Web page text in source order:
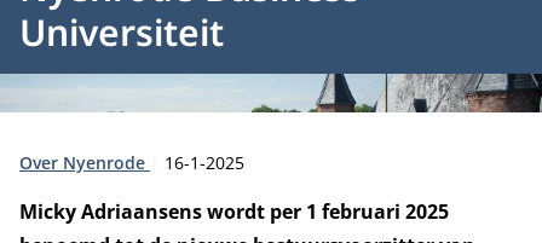
Universiteit
Type:
Over Nyenrode Publicatiedatum:
16-1-2025
Micky Adriaansens wordt per 1 februari 2025